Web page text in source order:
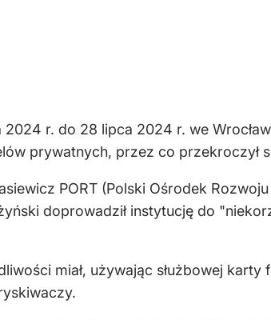
r. do 28 lipca 2024 r. we
prywatnych, przez co przekroczył
PORT (Polski Ośrodek
doprowadził instytucję do
miał, używając służbowej